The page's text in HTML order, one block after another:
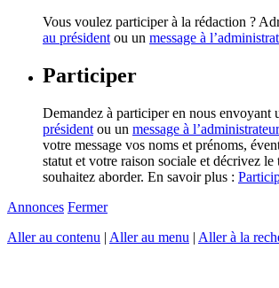
Vous voulez participer à la rédaction ?
au président ou un message à
Participer
Demandez à participer en nous envoyant
président ou un message à l’administrateur
votre message vos noms et prénoms,
statut et votre raison sociale et décrivez le
souhaitez aborder. En savoir plus :
Annonces Fermer
Aller au contenu | Aller au menu | Aller à la